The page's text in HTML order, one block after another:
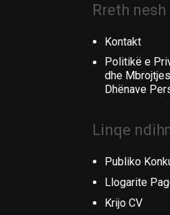
Rreth nesh
Kontakt
Politikë e
dhe
Dhënave
Linqe
Publiko
Llogarite
Krijo CV